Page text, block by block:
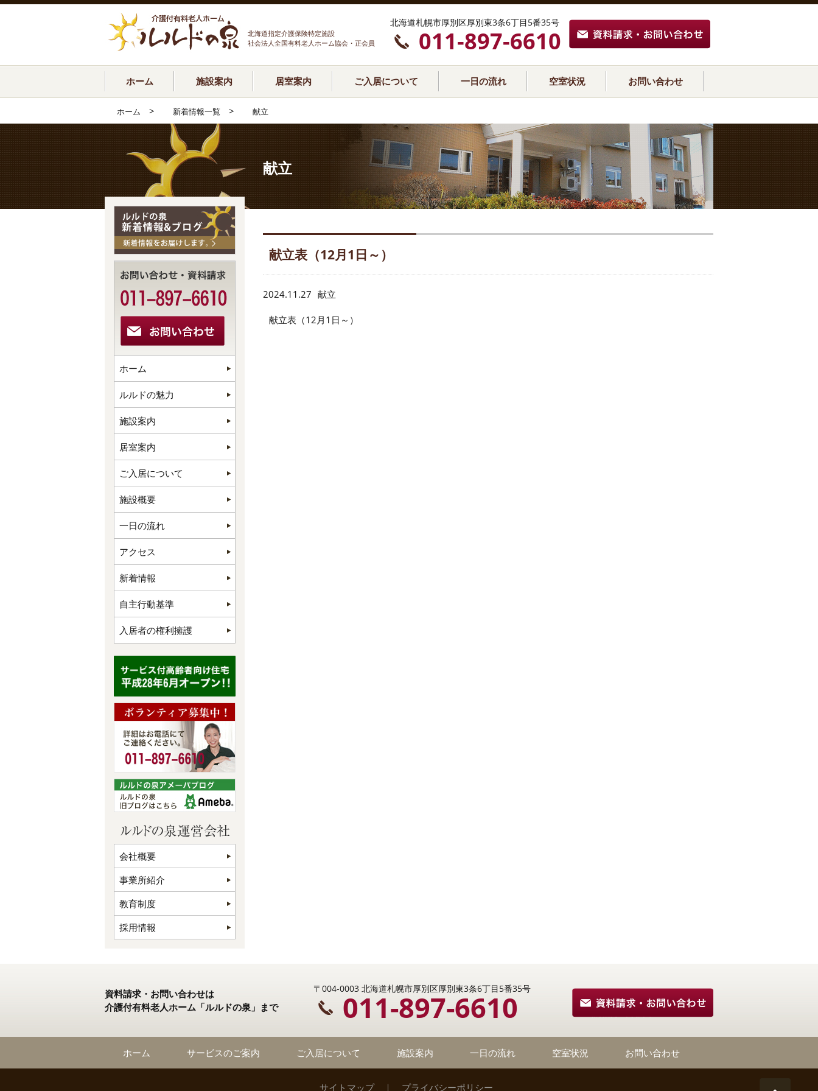
北海道指定介護保険特定施設
社会法人全国有料老人ホーム協会・正会員
北海道札幌市厚別区厚別東3条6丁目5番35号
011-897-6610
ホーム 施設案内 居室案内 ご入居について 一日の流れ 空室状況 お問い合わせ
ホーム > 新着情報一覧 > 献立
献立
献立表（12月1日～）
2024.11.27 献立
献立表（12月1日～）
ホーム
ルルドの魅力
施設案内
居室案内
ご入居について
施設概要
一日の流れ
アクセス
新着情報
自主行動基準
入居者の権利擁護
会社概要
事業所紹介
教育制度
採用情報
資料請求・お問い合わせは
介護付有料老人ホーム「ルルドの泉」まで
〒004-0003 北海道札幌市厚別区厚別東3条6丁目5番35号
011-897-6610
ホーム サービスのご案内 ご入居について 施設案内 一日の流れ 空室状況 お問い合わせ
サイトマップ｜ プライバシーポリシー